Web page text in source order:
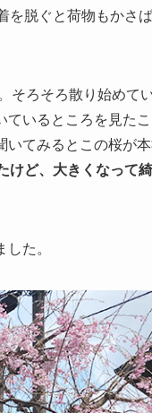
を脱ぐと荷物もかさ
。そろそろ散り始めて
いるところを見た
てみるとこの桜が
けど、大きくなって
た。